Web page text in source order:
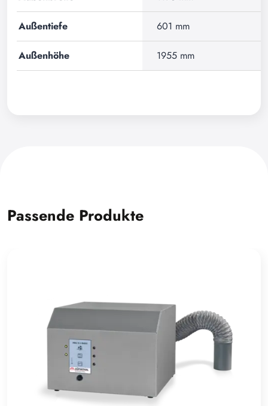
Außentiefe 601 mm
Außenhöhe 1955 mm
Passende Produkte